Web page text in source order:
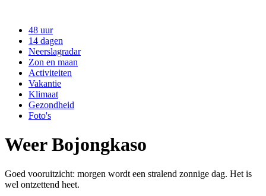
48 uur
14 dagen
Neerslagradar
Zon en maan
Activiteiten
Vakantie
Klimaat
Gezondheid
Foto's
Weer Bojongkaso
Goed vooruitzicht: morgen wordt een stralend zonnige dag. Het is
wel ontzettend heet.